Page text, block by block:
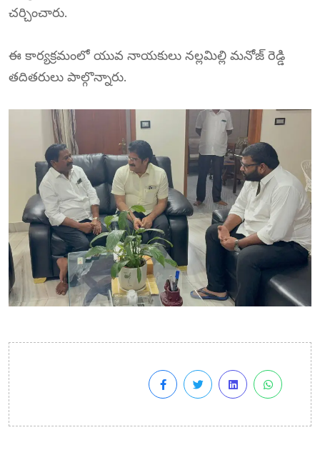
చర్చించారు.
ఈ కార్యక్రమంలో యువ నాయకులు నల్లమిల్లి మనోజ్ రెడ్డి
తదితరులు పాల్గొన్నారు.